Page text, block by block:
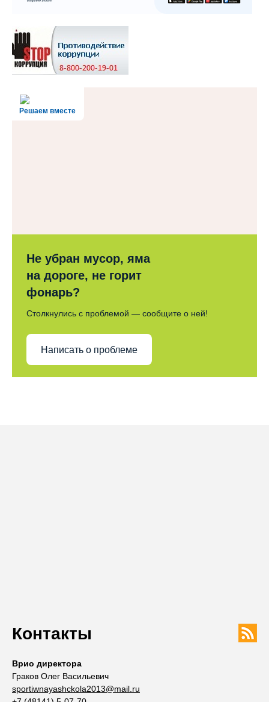
Решаем вместе
Не убран мусор, яма
на дороге, не горит
фонарь?
Столкнулись с проблемой — сообщите о ней!
Написать о проблеме
Контакты
Врио директора
Граков Олег Васильевич
sportiwnayashckola2013@mail.ru